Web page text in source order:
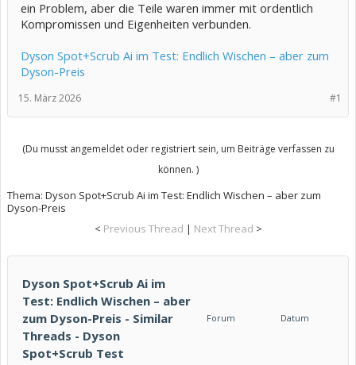
ein Problem, aber die Teile waren immer mit ordentlich
Kompromissen und Eigenheiten verbunden.
Dyson Spot+Scrub Ai im Test: Endlich Wischen – aber zum
Dyson-Preis
#1
15. März 2026
(Du musst angemeldet oder registriert sein, um Beiträge verfassen zu
können. )
Thema: Dyson Spot+Scrub Ai im Test: Endlich Wischen – aber zum
Dyson-Preis
< Previous Thread | Next Thread >
Dyson Spot+Scrub Ai im
Test: Endlich Wischen – aber
zum Dyson-Preis - Similar
Threads - Dyson
Spot+Scrub Test
Forum Datum